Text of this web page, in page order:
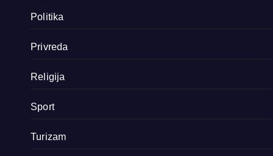
Politika
Privreda
Religija
Sport
Turizam